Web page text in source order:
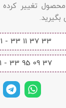
تغییر کرده
33 37 11 33 - 021​
37 09 95 33 - 021​